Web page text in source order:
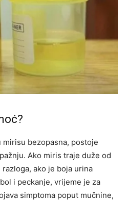
mirisu bezopasna, postoje
Ako miris traje duže od
ako je boja urina
i peckanje, vrijeme je za
simptoma poput mučnine,